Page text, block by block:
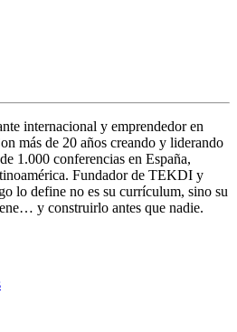
internacional y emprendedor en
más de 20 años creando y liderando
1.000 conferencias en España,
Fundador de TEKDI y
lo define no es su currículum, sino su
y construirlo antes que nadie.